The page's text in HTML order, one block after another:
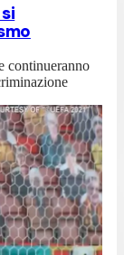
continueranno